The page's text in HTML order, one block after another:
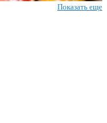
Показать еще